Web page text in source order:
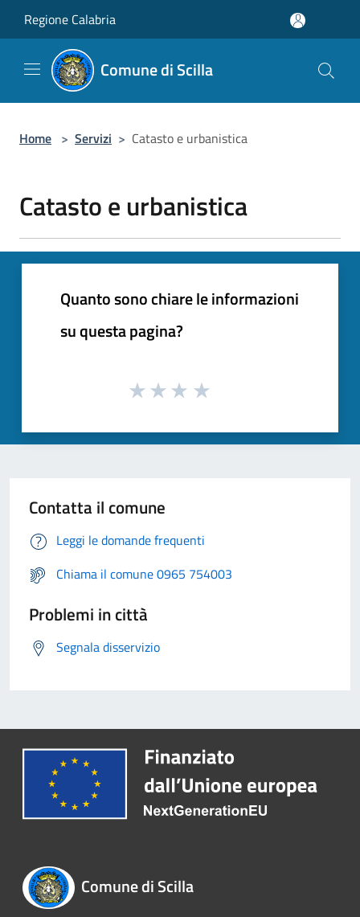
Regione Calabria
Comune di Scilla
Home > Servizi > Catasto e urbanistica
Catasto e urbanistica
Quanto sono chiare le informazioni
su questa pagina?
Contatta il comune
Leggi le domande frequenti
Chiama il comune 0965 754003
Problemi in città
Segnala disservizio
Comune di Scilla